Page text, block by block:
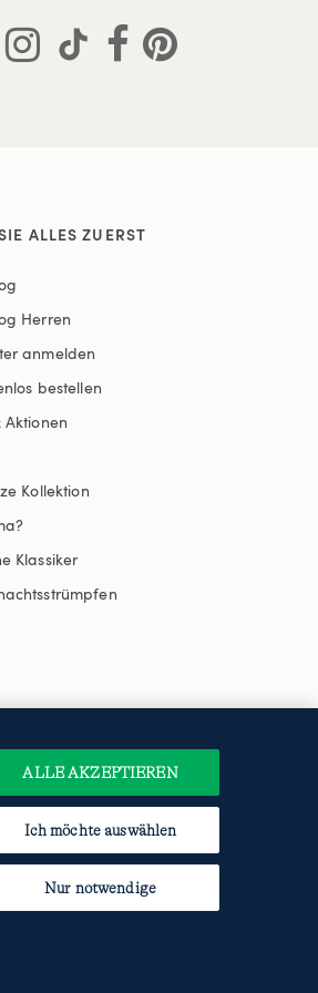
ALLES ZUERST
Herren
anmelden
bestellen
Aktionen
Kollektion
Klassiker
Ich möchte auswählen
Nur notwendige
ALLE AKZEPTIEREN